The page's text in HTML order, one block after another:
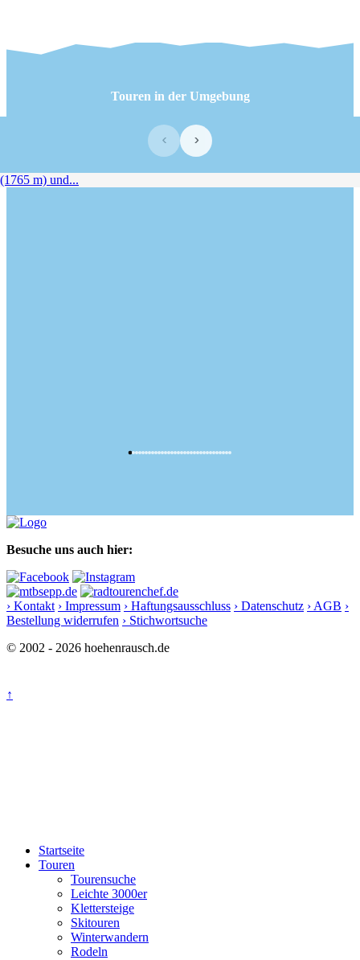
Touren in der Umgebung
‹ ›
Besuche uns auch hier:
› Kontakt › Impressum › Haftungsausschluss › Datenschutz › AGB ›
Bestellung widerrufen › Stichwortsuche
© 2002 - 2026 hoehenrausch.de
↑
Startseite
Touren
Tourensuche
Leichte 3000er
Klettersteige
Skitouren
Winterwandern
Rodeln